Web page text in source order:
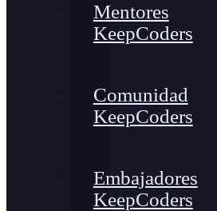
Mentores
KeepCoders
Comunidad
KeepCoders
Embajadores
KeepCoders